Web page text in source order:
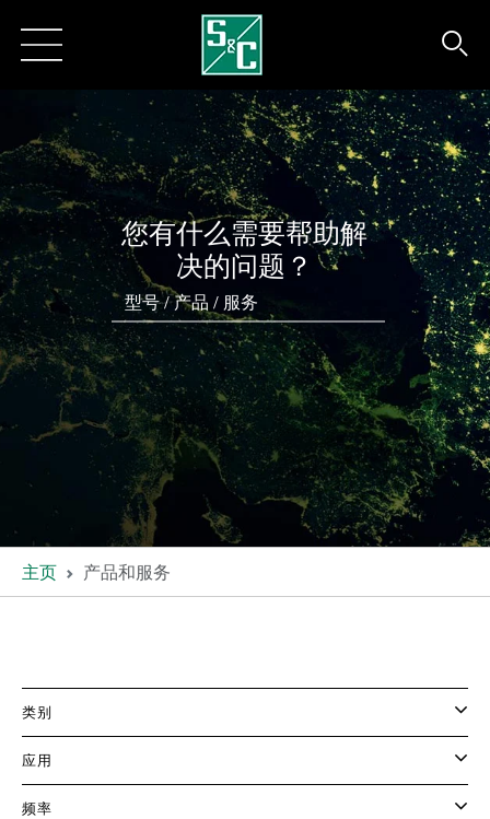
您有什么需要帮助解
决的问题？
主页 产品和服务
类别
应用
频率